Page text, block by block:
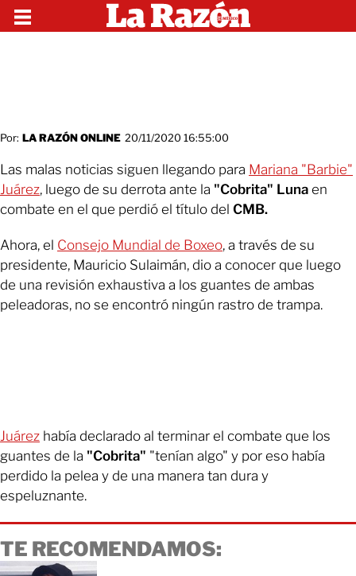
Por: LA RAZÓN ONLINE 20/11/2020 16:55:00
Las malas noticias siguen llegando para Mariana "Barbie"
Juárez, luego de su derrota ante la "Cobrita" Luna en
combate en el que perdió el título del CMB.
Ahora, el Consejo Mundial de Boxeo, a través de su
presidente, Mauricio Sulaimán, dio a conocer que luego
de una revisión exhaustiva a los guantes de ambas
peleadoras, no se encontró ningún rastro de trampa.
Juárez había declarado al terminar el combate que los
guantes de la "Cobrita" "tenían algo" y por eso había
perdido la pelea y de una manera tan dura y
espeluznante.
TE RECOMENDAMOS: